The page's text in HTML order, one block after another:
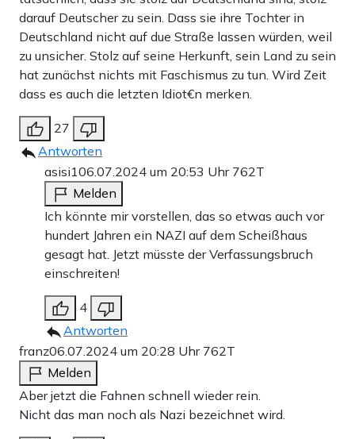
darauf Deutscher zu sein. Dass sie ihre Tochter in
Deutschland nicht auf due Straße lassen würden, weil
zu unsicher. Stolz auf seine Herkunft, sein Land zu sein
hat zunächst nichts mit Faschismus zu tun. Wird Zeit
dass es auch die letzten Idiot€n merken.
27
Antworten
asisi106.07.2024 um 20:53 Uhr 762T
Melden
Ich könnte mir vorstellen, das so etwas auch vor
hundert Jahren ein NAZI auf dem Scheißhaus
gesagt hat. Jetzt müsste der Verfassungsbruch
einschreiten!
4
Antworten
franz06.07.2024 um 20:28 Uhr 762T
Melden
Aber jetzt die Fahnen schnell wieder rein.
Nicht das man noch als Nazi bezeichnet wird.